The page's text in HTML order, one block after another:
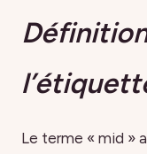
Le terme « mid »